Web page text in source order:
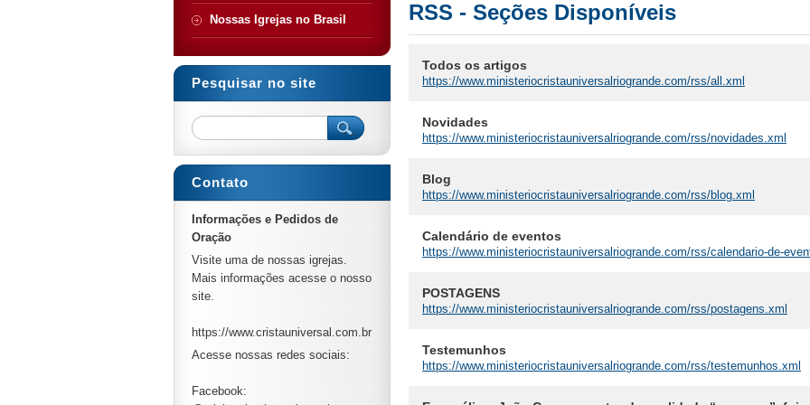
RSS - Seções Disponíveis
Todos os artigos
https://www.ministeriocristauniversalriogrande.com/rss/all.xml
Novidades
https://www.ministeriocristauniversalriogrande.com/rss/novidades.xml
Blog
https://www.ministeriocristauniversalriogrande.com/rss/blog.xml
Calendário de eventos
https://www.ministeriocristauniversalriogrande.com/rss/calendario-de-
POSTAGENS
https://www.ministeriocristauniversalriogrande.com/rss/postagens.xml
Testemunhos
https://www.ministeriocristauniversalriogrande.com/rss/testemunhos.xml
Nossas Igrejas no Brasil
Pesquisar no site
Contato
Informações e Pedidos de
Oração
Visite uma de nossas igrejas.
Mais informações acesse o nosso
site.
https://www.cristauniversal.com.br
Acesse nossas redes sociais:
Facebook: